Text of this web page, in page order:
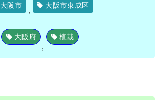
大阪市
,
大阪市東成区
大阪府
,
植栽